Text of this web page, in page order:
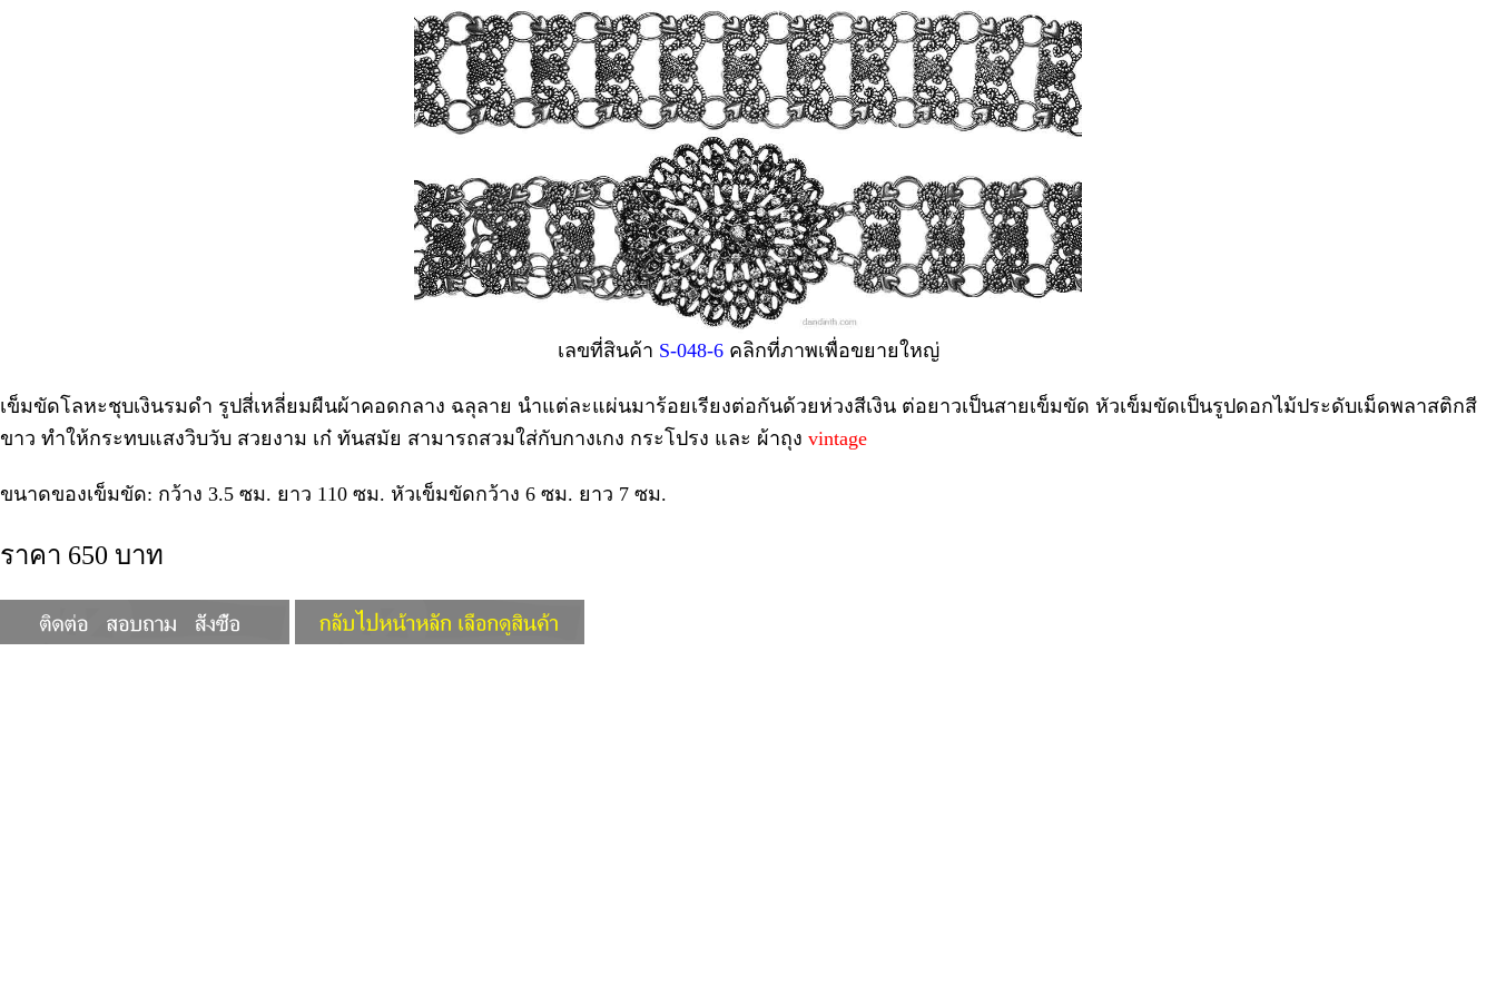
เลขที่สินค้า S-048-6คลิกที่ภาพเพื่อขยายใหญ่
เข็มขัดโลหะชุบเงินรมดำ รูปสี่เหลี่ยมผืนผ้าคอดกลาง ฉลุลาย นำแต่ละแผ่นมาร้อยเรียงต่อกันด้วยห่วงสีเงิน ต่อยาวเป็นสายเข็มขัด หัวเข็มขัดเป็นรูปดอกไม้ประดับเม็ดพลาสติกสี
ขาว ทำให้กระทบแสงวิบวับ สวยงาม เก๋ ทันสมัย สามารถสวมใส่กับกางเกง กระโปรง และ ผ้าถุง vintage
ขนาดของเข็มขัด: กว้าง 3.5 ซม. ยาว 110 ซม. หัวเข็มขัดกว้าง 6 ซม. ยาว 7 ซม.
ราคา 650 บาท